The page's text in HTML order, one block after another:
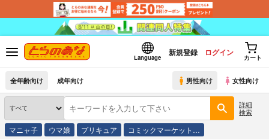
Language
新規登録 ログイン
カート
全年齢向け 成年向け 男性向け 女性向け
詳細
検索
マニャ子 ウマ娘 プリキュア コミックマーケット…